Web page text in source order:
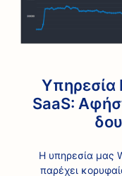
Υπηρεσία
SaaS:
Η υπηρεσία μας
παρέχει